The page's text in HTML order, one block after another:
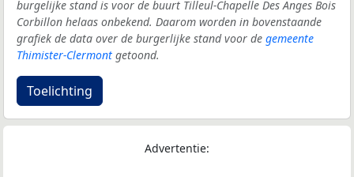
burgelijke stand is voor de buurt Tilleul-Chapelle Des Anges Bois
Corbillon helaas onbekend. Daarom worden in bovenstaande
grafiek de data over de burgerlijke stand voor de gemeente
Thimister-Clermont getoond.
Toelichting
Advertentie: